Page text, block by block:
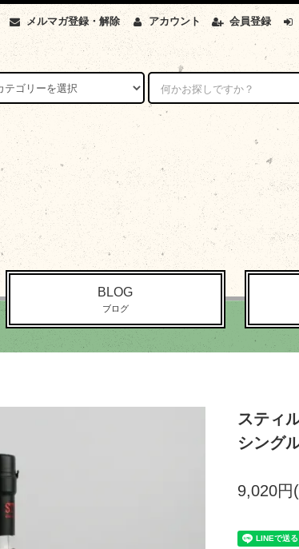
メルマガ登録・解除 アカウント 会員登録
BLOG
ブログ
ステ
シング
9,020円